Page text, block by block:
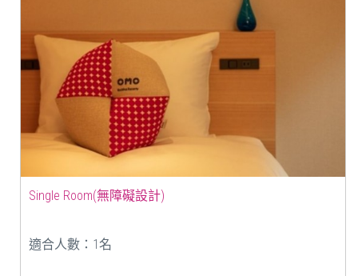
Single Room(無障礙設計)
適合人數：1名